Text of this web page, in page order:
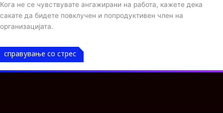
Кога не се чувствувате ангажирани на работа, кажете дека
сакате да бидете повклучен и попродуктивен член на
организацијата.
справување со стрес